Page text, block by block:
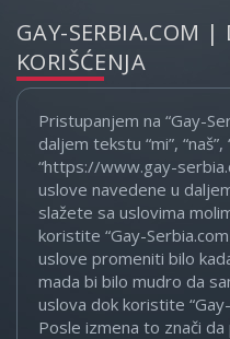
GAY-SERBIA.COM |
KORIŠĆENJA
Pristupanjem na “Gay-
daljem tekstu “mi”,
“https://www.gay-
uslove navedene u
slažete sa uslovima
koristite “Gay-
uslove promeniti bilo
mada bi bilo mudro da
uslova dok koristite
Posle izmena to znači